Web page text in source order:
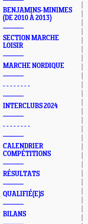
BENJAMINS-MINIMES
(DE 2010 À 2013)
SECTION MARCHE
LOISIR
MARCHE NORDIQUE
- - - - - - - -
INTERCLUBS 2024
- - - - - - - -
CALENDRIER
COMPÉTITIONS
RÉSULTATS
QUALIFIÉ(E)S
BILANS